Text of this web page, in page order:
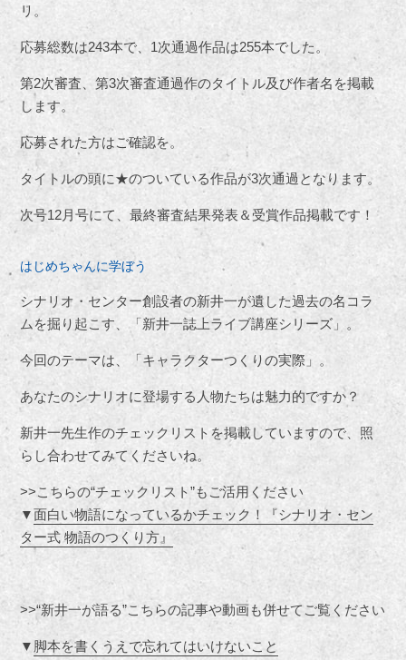
リ。
応募総数は243本で、1次通過作品は255本でした。
第2次審査、第3次審査通過作のタイトル及び作者名を掲載
します。
応募された方はご確認を。
タイトルの頭に★のついている作品が3次通過となります。
次号12月号にて、最終審査結果発表＆受賞作品掲載です！
はじめちゃんに学ぼう
シナリオ・センター創設者の新井一が遺した過去の名コラ
ムを掘り起こす、「新井一誌上ライブ講座シリーズ」。
今回のテーマは、「キャラクターつくりの実際」。
あなたのシナリオに登場する人物たちは魅力的ですか？
新井一先生作のチェックリストを掲載していますので、照
らし合わせてみてくださいね。
>>こちらの“チェックリスト”もご活用ください
▼面白い物語になっているかチェック！『シナリオ・セン
ター式 物語のつくり方』
>>“新井一が語る”こちらの記事や動画も併せてご覧ください
▼ 脚本を書くうえで忘れてはいけないこと